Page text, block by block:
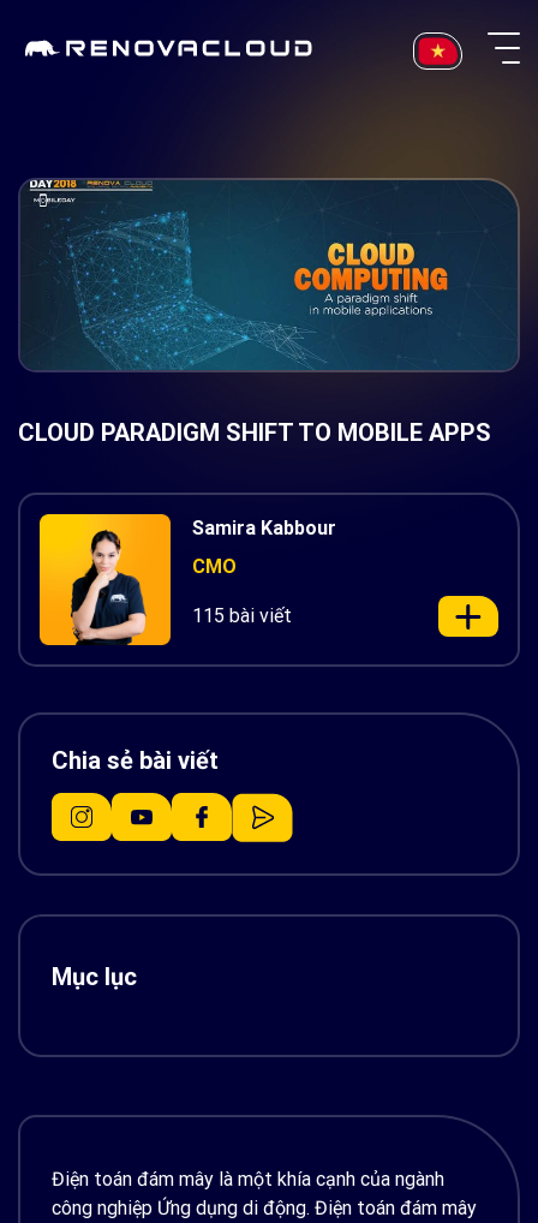
CLOUD PARADIGM SHIFT TO MOBILE APPS
Samira Kabbour
CMO
115 bài viết
Chia sẻ bài viết
Mục lục
Điện toán đám mây là một khía cạnh của ngành
công nghiệp Ứng dụng di động. Điện toán đám mây